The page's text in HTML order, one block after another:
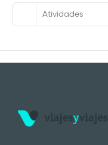
Atividades